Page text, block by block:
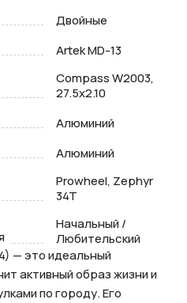
Двойные
Artek MD-13
Compass W2003,
27.5х2.10
Алюминий
Алюминий
Prowheel, Zephyr
34T
Начальный /
Любительский
— это идеальный
активный образ жизни и
по городу. Его